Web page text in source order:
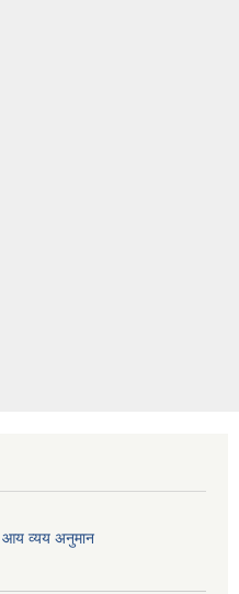
आय व्यय अनुमान